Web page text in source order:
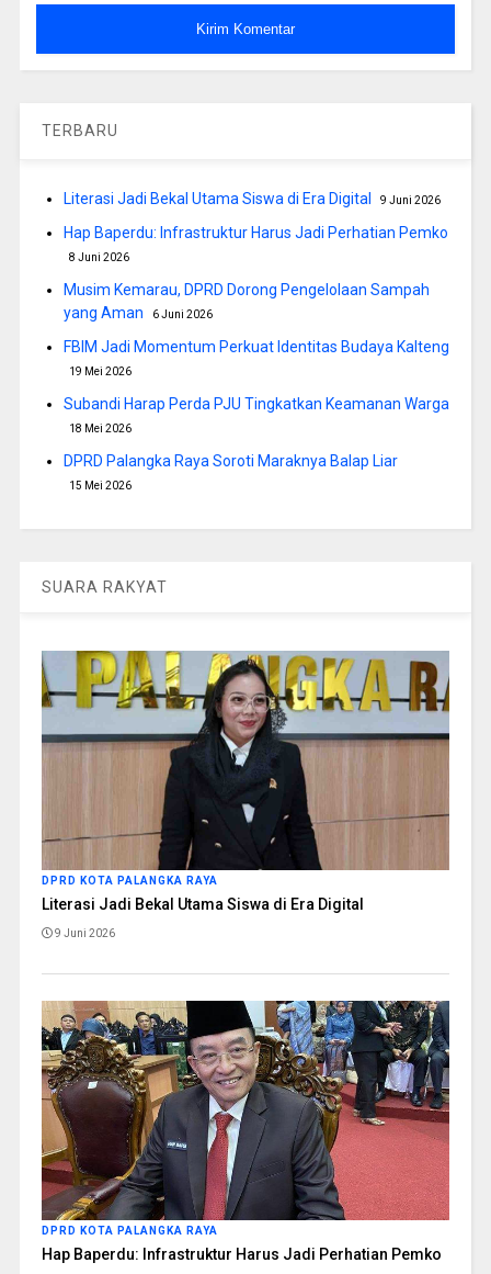
TERBARU
Literasi Jadi Bekal Utama Siswa di Era Digital 9 Juni 2026
Hap Baperdu: Infrastruktur Harus Jadi Perhatian Pemko
8 Juni 2026
Musim Kemarau, DPRD Dorong Pengelolaan Sampah
yang Aman
6 Juni 2026
FBIM Jadi Momentum Perkuat Identitas Budaya Kalteng
19 Mei 2026
Subandi Harap Perda PJU Tingkatkan Keamanan Warga
18 Mei 2026
DPRD Palangka Raya Soroti Maraknya Balap Liar
15 Mei 2026
SUARA RAKYAT
DPRD KOTA PALANGKA RAYA
Literasi Jadi Bekal Utama Siswa di Era Digital
9 Juni 2026
DPRD KOTA PALANGKA RAYA
Hap Baperdu: Infrastruktur Harus Jadi Perhatian Pemko